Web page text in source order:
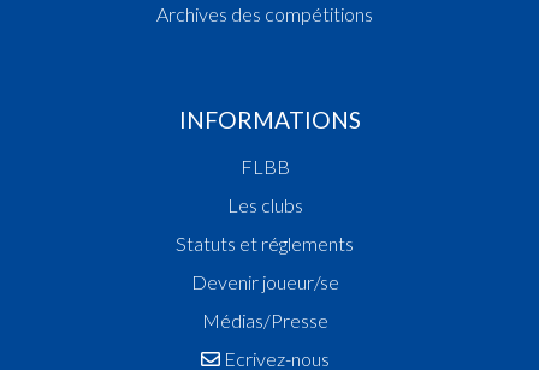
Archives des compétitions
INFORMATIONS
FLBB
Les clubs
Statuts et réglements
Devenir joueur/se
Médias/Presse
Ecrivez-nous